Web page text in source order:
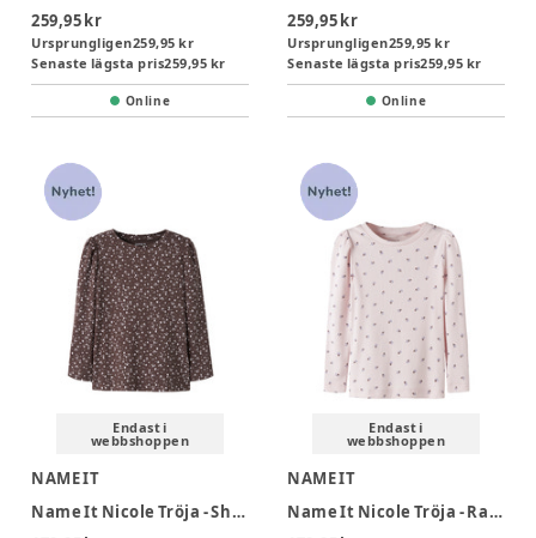
259,95 kr
Ursprungligen259,95 kr
Senaste lägsta pris259,95 kr
Online
259,95 kr
Ursprungligen259,95 kr
Senaste lägsta pris259,95 kr
Online
Endast i
webbshoppen
NAME IT
Name It Nicole Tröja - Shopping Bag
Endast i
webbshoppen
NAME IT
Name It Nicole Tröja - Raindrops On Roses